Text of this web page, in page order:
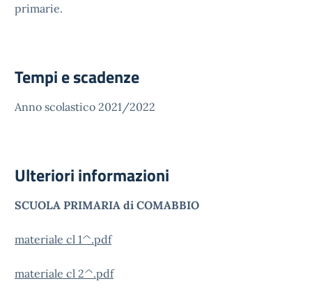
primarie.
Tempi e scadenze
Anno scolastico 2021/2022
Ulteriori informazioni
SCUOLA PRIMARIA di COMABBIO
materiale cl 1^.pdf
materiale cl 2^.pdf